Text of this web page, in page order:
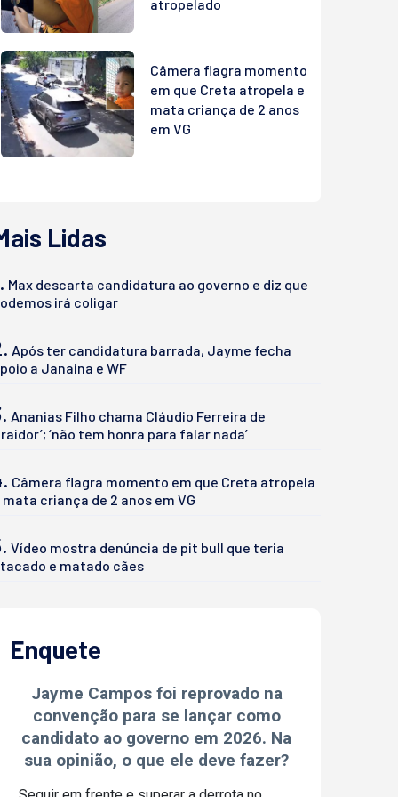
atropelado
Câmera flagra momento
em que Creta atropela e
mata criança de 2 anos
em VG
Lidas
Max descarta candidatura ao governo e diz que
irá coligar
Após ter candidatura barrada, Jayme fecha
a Janaina e WF
Ananias Filho chama Cláudio Ferreira de
‘não tem honra para falar nada’
Câmera flagra momento em que Creta atropela
mata criança de 2 anos em VG
Vídeo mostra denúncia de pit bull que teria
e matado cães
Enquete
Jayme Campos foi reprovado na
convenção para se lançar como
candidato ao governo em 2026. Na
sua opinião, o que ele deve fazer?